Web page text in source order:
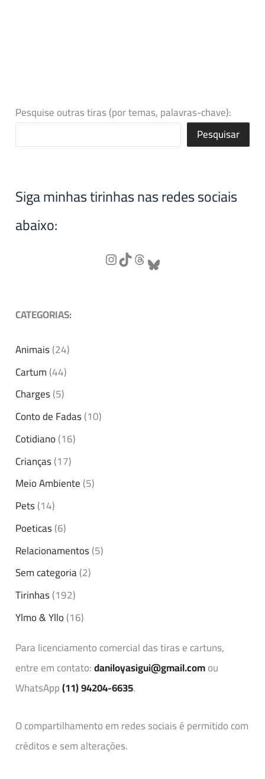
Pesquise outras tiras (por temas, palavras-chave):
Pesquisar
Siga minhas tirinhas nas redes sociais
abaixo:
CATEGORIAS:
Animais(24)
Cartum(44)
Charges(5)
Conto de Fadas(10)
Cotidiano(16)
Crianças(17)
Meio Ambiente(5)
Pets(14)
Poeticas(6)
Relacionamentos(5)
Sem categoria(2)
Tirinhas(192)
Ylmo & Yllo(16)
Para licenciamento comercial das tiras e cartuns,
entre em contato:daniloyasigui@gmail.comou
WhatsApp(11) 94204-6635.
O compartilhamento em redes sociais é permitido com
créditos e sem alterações.